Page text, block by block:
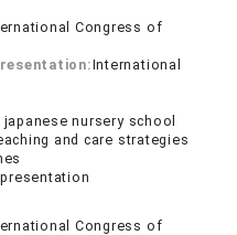
Congress of
International
nursery school
and care strategies
Congress of